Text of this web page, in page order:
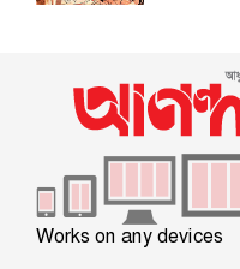
Works on any devices